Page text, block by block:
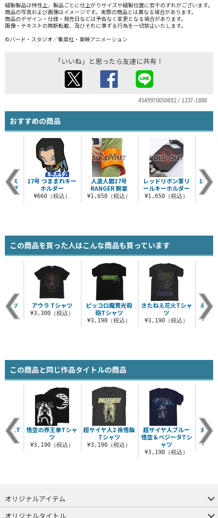
縫製製品は特性上、製品ごとに仕上がりサイズや縫製位置に若干のずれがございます。
商品の写真および画像はイメージです。実際の商品とは異なる場合があります。
商品のデザイン・仕様・発売日などは予告なく変更となる場合があります。
画像・テキストの無断転載、及びそれに準ずる行為を一切禁止いたします。
©バード・スタジオ／集英社・東映アニメーション
「いいね」と思ったら友達に共有！
4549970050692 / 1237-1888
おすすめの商品
人造人間17号
RANGER 腕章
¥1,650（税込）
レッドリボン軍リ
ールキーホルダー
¥1,650（税込）
18号
軍ス
ップ
17号 つままれキー
ホルダー
¥660（税込）
この商品を買った人はこんな商品も買っています
ピッコロ魔貫光殺
砲Tシャツ
¥3,190（税込）
きたねえ花火Tシャ
ツ
¥3,190（税込）
未来
ンク
ャツ
込）
アウラ Tシャツ
¥3,300（税込）
この商品と同じ作品タイトルの商品
超サイヤ人2 孫悟飯
Tシャツ
¥3,190（税込）
超サイヤ人ブルー
悟空＆ベジータTシ
ャツ
¥3,190（税込）
未来
ンク
イスT
込）
悟空の界王拳Tシャ
ツ
¥3,190（税込）
オリジナルアイテム
つままれ
つかまれ
ピョコッテ
オリジナルタイトル